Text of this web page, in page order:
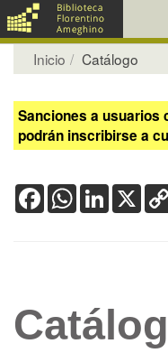
Inicio Catálogo
Sanciones a usuarios
podrán inscribirse a
FacebookWhatsApp
LinkedIn
X